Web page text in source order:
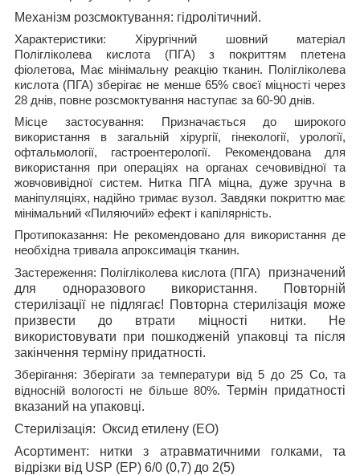
Механізм розсмоктування: гідролітичний.
Характеристики: Хірургічний шовний матеріал
Полігліколева кислота (ПГА) з покриттям плетена
фіолетова, Має мінімальну реакцію тканин. Полігліколева
кислота (ПГА) зберігає не менше 65% своєї міцності через
28 днів, повне розсмоктування наступає за 60-90 днів.
Місце застосування:
Призначається до широкого
використання в загальній хірургії, гінекології, урології,
офтальмології, гастроентерології. Рекомендована для
використання при операціях на органах сечовивідної та
жовчовивідної систем. Нитка ПГА міцна, дуже зручна в
маніпуляціях, надійно тримає вузол. Завдяки покриттю має
мінімальний «Пиляючий» ефект і капілярність.
Протипоказання:
Не рекомендовано для використання де
необхідна тривала апроксимація тканин.
Застереження: Полігліколева кислота (ПГА)
призначений
для одноразового використання. Повторній
стерилізації не підлягає! Повторна стерилізація може
призвести до втрати міцності нитки. Не
використовувати при пошкодженій упаковці та після
закінчення терміну придатності.
Зберігання:Зберігати за температури від 5 до 25 Со, та
відносній вологості не більше 80%.Термін придатності
вказаний на упаковці.
Стерилізація: Оксид етилену (ЕО)
Асортимент: нитки з атравматичними голками, та
відрізки від USP (EP) 6/0 (0,7) до 2(5)